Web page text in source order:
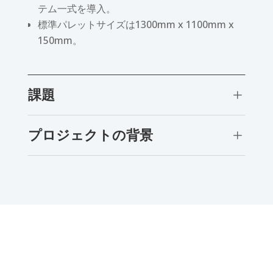
テム一式を導入。
標準パレットサイズは1300mm x 1100mm x
150mm。
課題 L
プロジェクトの背景 L